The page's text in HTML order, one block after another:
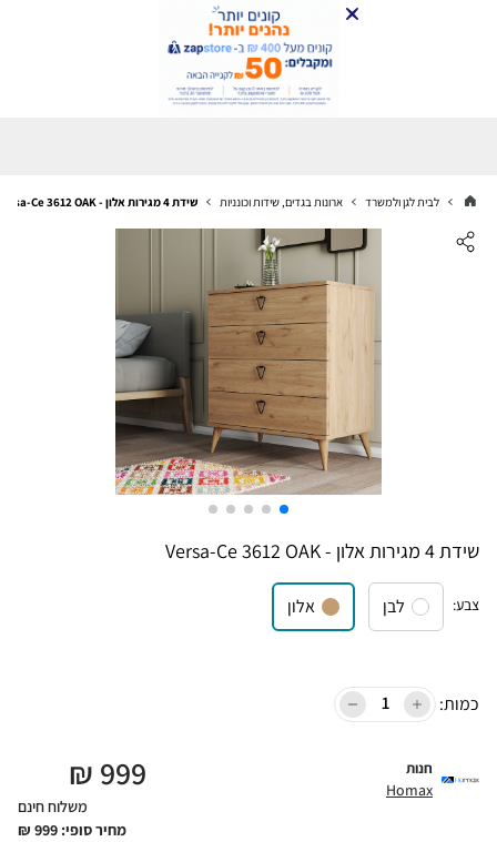
לבית לגן ולמשרד ארונות בגדים, שידות וכונניות שידת 4 מגירות אלון - Versa-Ce 3612 OAK
שידת 4 מגירות אלון - Versa-Ce 3612 OAK
צבע: לבן אלון
כמות:
חנות
Homax
999
₪
משלוח חינם
מחיר סופי: 999
₪